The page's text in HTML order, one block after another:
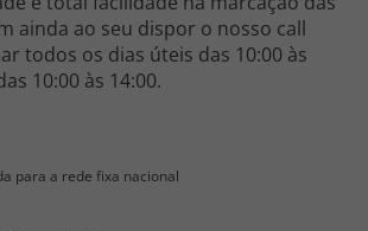
ainda ao seu dispor o nosso call
todos os dias úteis das 10:00 às
10:00 às 14:00.
para a rede fixa nacional